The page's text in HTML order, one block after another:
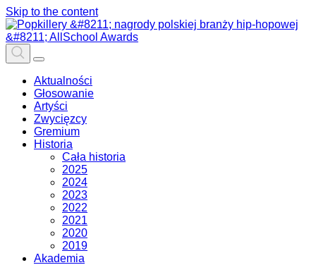
Skip to the content
Aktualności
Głosowanie
Artyści
Zwycięzcy
Gremium
Historia
Cała historia
2025
2024
2023
2022
2021
2020
2019
Akademia